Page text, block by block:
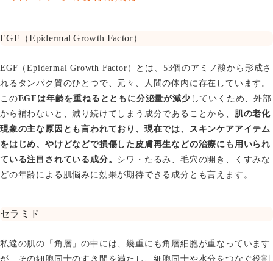
EGF（Epidermal Growth Factor）
EGF（Epidermal Growth Factor）とは、53個のアミノ酸から形成さ
れるタンパク質のひとつで、元々、人間の体内に存在しています。
このEGFは年齢を重ねるとともに分泌量が減少していくため、外部
から補わないと、減り続けてしまう成分であることから、 肌の老化
現象の主な原因とも言われており、現在では、スキンケアアイテム
をはじめ、やけどなどで損傷した皮膚再生などの治療にも用いられ
ている注目されている成分。 シワ・たるみ、毛穴の開き、くすみな
どの年齢による肌悩みに効果が期待できる成分とも言えます。
セラミド
私達の肌の「角層」の中には、幾重にも角層細胞が重なっています
が、その細胞同士のすき間を満たし、細胞同士や水分をつなぐ役割